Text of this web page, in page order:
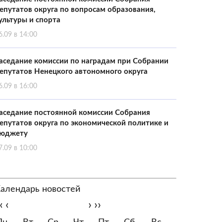
округа по вопросам образования,
и спорта
в 14:00
комиссии по наградам при Собрании
Ненецкого автономного округа
в 16:00
постоянной комиссии Собрания
округа по экономической политике и
в 10:00
новостей
‹ › ››